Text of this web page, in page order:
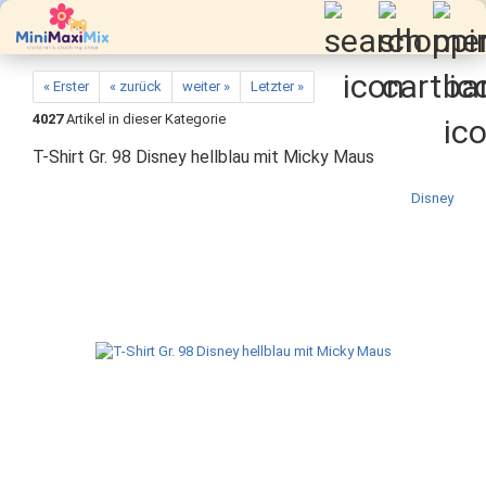
« Erster « zurück weiter »
Letzter »
4027Artikel in dieser Kategorie
T-Shirt Gr. 98 Disney hellblau mit Micky Maus
Disney